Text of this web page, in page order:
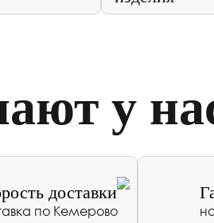
у
доставки
по Кемерово